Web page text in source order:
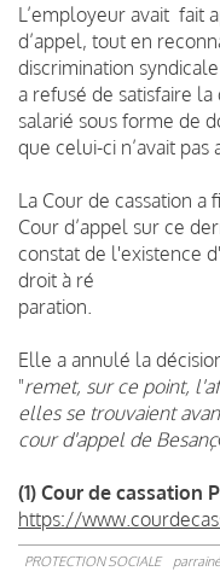
L’employeur avait fait
d’appel, tout en
discrimination
a refusé de satisfaire
salarié sous forme de
que celui-ci n’avait
La Cour de cassation
Cour d’appel sur ce
constat de l'existence
droit à ré
paration.
Elle a annulé la
"remet, sur ce point,
elles se trouvaient
cour d'appel de Besanç
(1) Cour de cassation
https://
PROTECTION SOCIALE